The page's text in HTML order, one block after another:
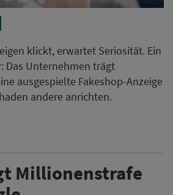
Millionenstrafe